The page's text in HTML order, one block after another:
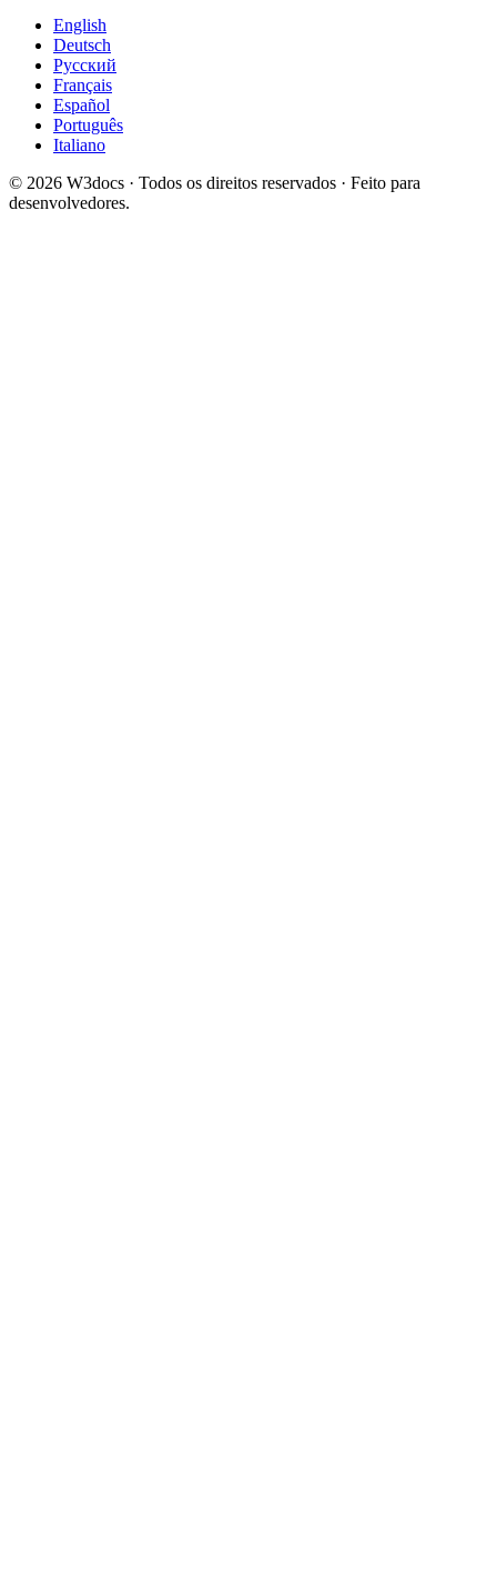
English
Deutsch
Русский
Français
Español
Português
Italiano
© 2026 W3docs · Todos os direitos reservados · Feito para
desenvolvedores.